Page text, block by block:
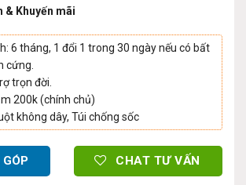
& Khuyến mãi
6 tháng, 1 đổi 1 trong 30 ngày nếu có bất
cứng.
trọn đời.
200k (chính chủ)
không dây, Túi chống sốc
CHAT TƯ VẤN